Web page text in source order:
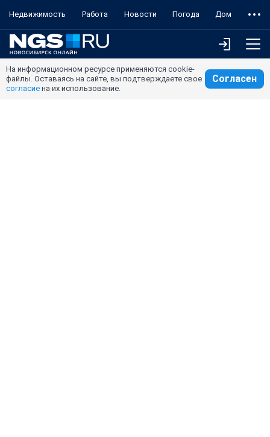
Недвижимость Работа Новости Погода Дом
На информационном ресурсе применяются cookie-
файлы. Оставаясь на сайте, вы подтверждаете свое
согласие на их использование.
Согласен